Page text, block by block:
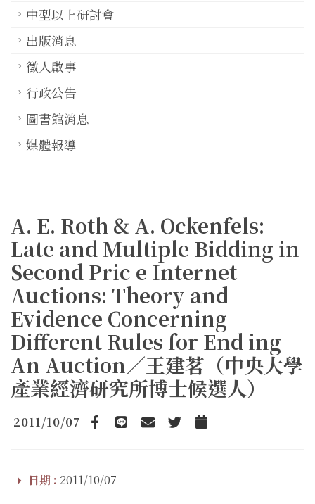
中型以上研討會
出版消息
徵人啟事
行政公告
圖書館消息
媒體報導
A. E. Roth & A. Ockenfels:
Late and Multiple Bidding in
Second Pric e Internet
Auctions: Theory and
Evidence Concerning
Different Rules for End ing
An Auction／王建茗（中央大學
產業經濟研究所博士候選人）
2011/10/07
Facebook
line emailTwitterAdd to Calendar
日期 : 2011/10/07